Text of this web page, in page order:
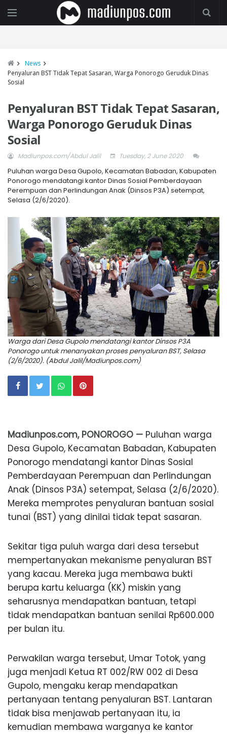
News
Penyaluran BST Tidak Tepat Sasaran, Warga Ponorogo Geruduk Dinas
Sosial
Penyaluran BST Tidak Tepat Sasaran,
Warga Ponorogo Geruduk Dinas
Sosial
Madiunpos.com/Abdul Jalil Tuesday, 2 June 2020
Puluhan warga Desa Gupolo, Kecamatan Babadan, Kabupaten
Ponorogo mendatangi kantor Dinas Sosial Pemberdayaan
Perempuan dan Perlindungan Anak (Dinsos P3A) setempat,
Selasa (2/6/2020).
Warga dari Desa Gupolo mendatangi kantor Dinsos P3A
Ponorogo untuk menanyakan proses penyaluran BST, Selasa
(2/6/2020). (Abdul Jalil/Madiunpos.com)
Madiunpos.com, PONOROGO — Puluhan warga
Desa Gupolo, Kecamatan Babadan, Kabupaten
Ponorogo mendatangi kantor Dinas Sosial
Pemberdayaan Perempuan dan Perlindungan
Anak (Dinsos P3A) setempat, Selasa (2/6/2020).
Mereka memprotes penyaluran bantuan sosial
tunai (BST) yang dinilai tidak tepat sasaran.
Sekitar tiga puluh warga dari desa tersebut
mempertanyakan mekanisme penyaluran BST
yang kacau. Mereka juga membawa bukti
berupa kartu keluarga (KK) miskin yang
seharusnya mendapatkan bantuan, tetapi
tidak mendapatkan bantuan senilai Rp600.000
per bulan itu.
Perwakilan warga tersebut, Umar Totok, yang
juga menjadi Ketua RT 002/RW 002 di Desa
Gupolo, mengaku kerap mendapatkan
pertanyaan tentang penyaluran BST. Lantaran
tidak bisa menjawab pertanyaan itu, ia
kemudian membawa warganya ke kantor